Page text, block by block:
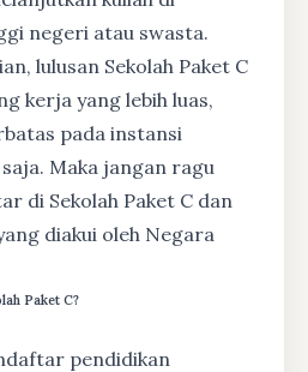
negeri atau swasta.
lulusan Sekolah Paket C
kerja yang lebih luas,
pada instansi
Maka jangan ragu
di Sekolah Paket C dan
diakui oleh Negara
Paket C?
pendidikan